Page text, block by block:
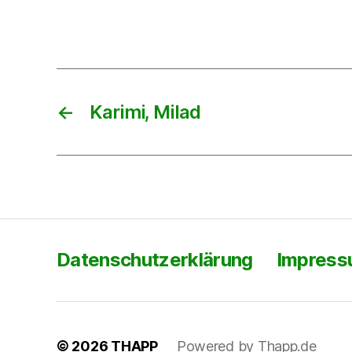
← Karimi, Milad
Datenschutzerklärung
© 2026 THAPP Powered by Thapp.de